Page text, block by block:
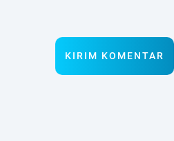
KIRIM KOMENTAR